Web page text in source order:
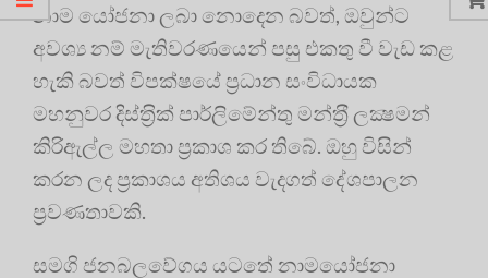
නාම යෝජනා ලබා නොදෙන බවත්, ඔවුන්ට
අවශ්‍ය නම් මැතිවරණයෙන් පසු එකතු වී වැඩ කළ
හැකි බවත් විපක්ෂයේ ප‍්‍රධාන සංවිධායක
මහනුවර දිස්ත‍්‍රික් පාර්ලිමේන්තු මන්ත‍්‍රී ලක්‍ෂමන්
කිරිඇල්ල මහතා ප්‍රකාශ කර තිබේ. ඔහු විසින්
කරන ලද ප්‍රකාශය අතිශය වැදගත් දේශපාලන
ප්‍රවණතාවකි.
සමගි ජනබලවේගය යටතේ නාමයෝජනා